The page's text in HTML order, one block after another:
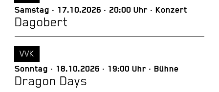
Samstag 17.10.2026 20:00 Uhr Konzert
Dagobert
Sonntag 18.10.2026 19:00 Uhr Bühne
Dragon Days
VVK